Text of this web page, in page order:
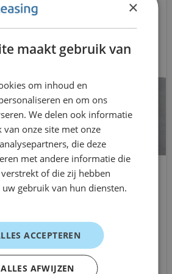
im Voraus. Wartung,
Das macht den Vivaro ideal für
und Einsätze, bei
ist.
tägliches Engagement
wir Kollegen und Ausrüstung in
können.“
Verkehr
und großer Gepäckraum – ideal!“
Mobilität
und genau das, was ich gesucht
Abblendlicht
für
Stabilitätsprogramm
Zugang/Start
btw
×
maakt gebruik van
om inhoud en
en om ons
We delen ook informatie
onze site met onze
die deze
met andere informatie die
of die zij hebben
gebruik van hun diensten.
ACCEPTEREN
ALLES AFWIJZEN